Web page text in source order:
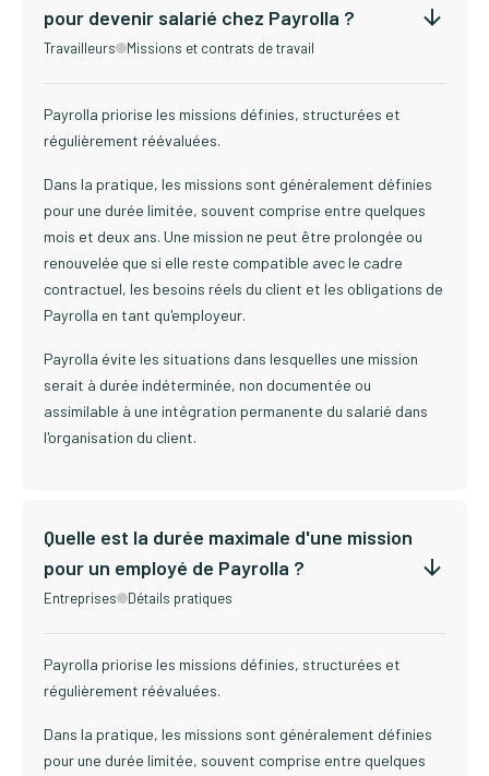
pour devenir salarié chez Payrolla ?
Travailleurs Missions et contrats de travail
Payrolla priorise les missions définies, structurées et
régulièrement réévaluées.
Dans la pratique, les missions sont généralement définies
pour une durée limitée, souvent comprise entre quelques
mois et deux ans. Une mission ne peut être prolongée ou
renouvelée que si elle reste compatible avec le cadre
contractuel, les besoins réels du client et les obligations de
Payrolla en tant qu'employeur.
Payrolla évite les situations dans lesquelles une mission
serait à durée indéterminée, non documentée ou
assimilable à une intégration permanente du salarié dans
l'organisation du client.
Quelle est la durée maximale d'une mission
pour un employé de Payrolla ?
Entreprises Détails pratiques
Payrolla priorise les missions définies, structurées et
régulièrement réévaluées.
Dans la pratique, les missions sont généralement définies
pour une durée limitée, souvent comprise entre quelques